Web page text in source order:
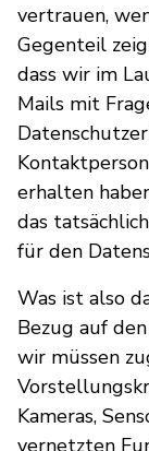
vertrauen,
Gegenteil
dass wir im
Mails mit
erhalten
das
für den
Was ist also
Bezug auf
wir müssen
Kameras,
vernetzten